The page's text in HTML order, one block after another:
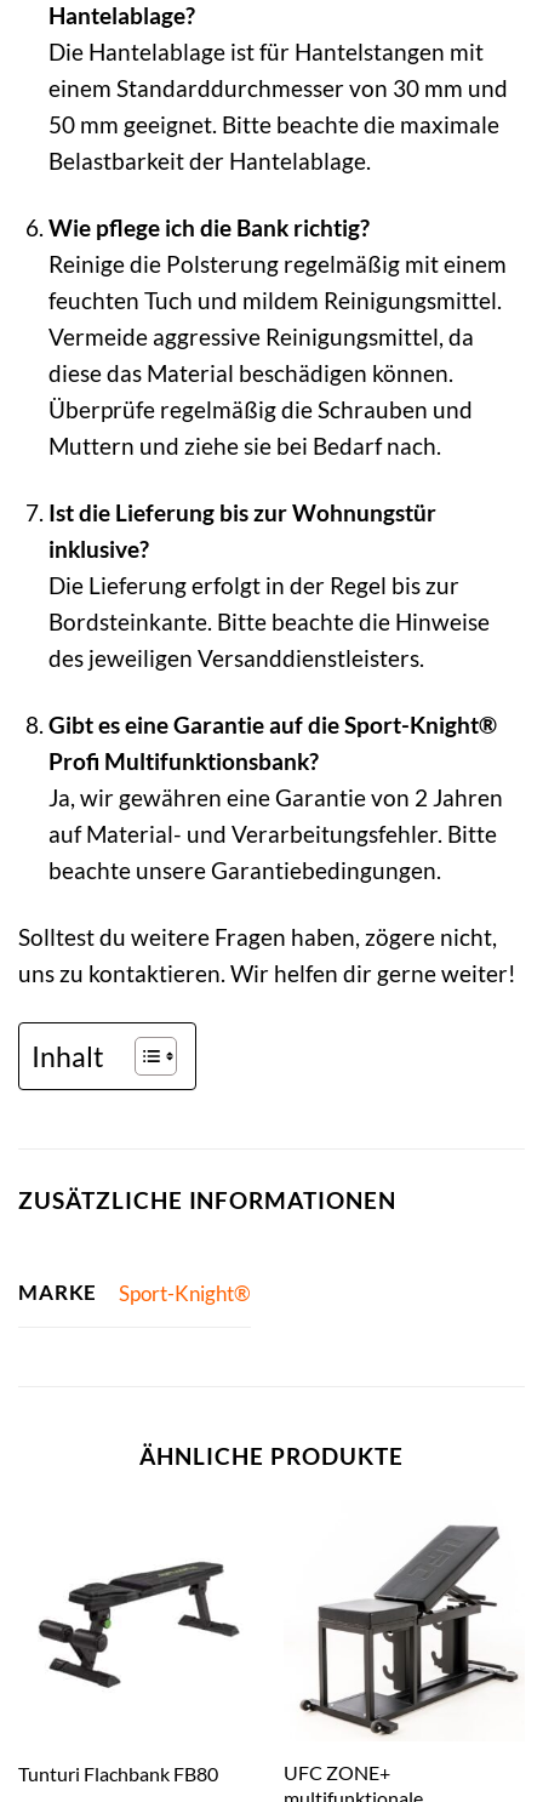
Hantelablage?
Die Hantelablage ist für Hantelstangen mit
einem Standarddurchmesser von 30 mm und
50 mm geeignet. Bitte beachte die maximale
Belastbarkeit der Hantelablage.
Wie pflege ich die Bank richtig?
Reinige die Polsterung regelmäßig mit einem
feuchten Tuch und mildem Reinigungsmittel.
Vermeide aggressive Reinigungsmittel, da
diese das Material beschädigen können.
Überprüfe regelmäßig die Schrauben und
Muttern und ziehe sie bei Bedarf nach.
Ist die Lieferung bis zur Wohnungstür
inklusive?
Die Lieferung erfolgt in der Regel bis zur
Bordsteinkante. Bitte beachte die Hinweise
des jeweiligen Versanddienstleisters.
Gibt es eine Garantie auf die Sport-Knight®
Profi Multifunktionsbank?
Ja, wir gewähren eine Garantie von 2 Jahren
auf Material- und Verarbeitungsfehler. Bitte
beachte unsere Garantiebedingungen.
Solltest du weitere Fragen haben, zögere nicht,
uns zu kontaktieren. Wir helfen dir gerne weiter!
Inhalt
ZUSÄTZLICHE INFORMATIONEN
MARKE Sport-Knight®
ÄHNLICHE PRODUKTE
Tunturi Flachbank FB80
UFC ZONE+